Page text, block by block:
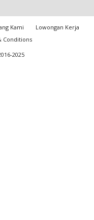
Kami
Lowongan Kerja
Conditions
2025